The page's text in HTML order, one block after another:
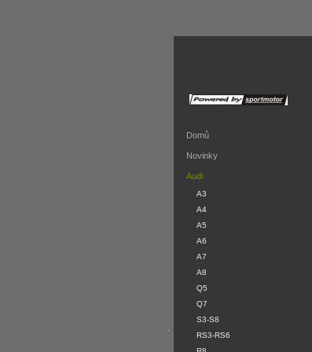
Domů
Novinky
Audi
A3
A4
A5
A6
A7
A8
Q5
Q7
S3-S8
RS3-RS6